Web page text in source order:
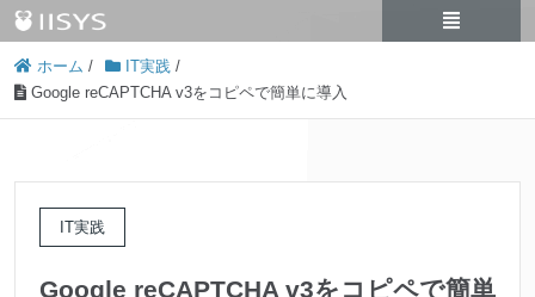
ホーム / IT実践 /
Google reCAPTCHA v3をコピペで簡単に導入
IT実践
Google reCAPTCHA v3をコピペで簡単